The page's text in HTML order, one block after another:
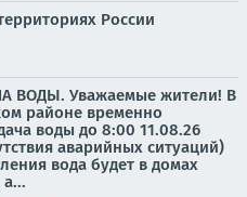
России
ВОДЫ. Уважаемые жители! В
районе временно
воды до 8:00 11.08.26
аварийных ситуаций)
вода будет в домах
а...